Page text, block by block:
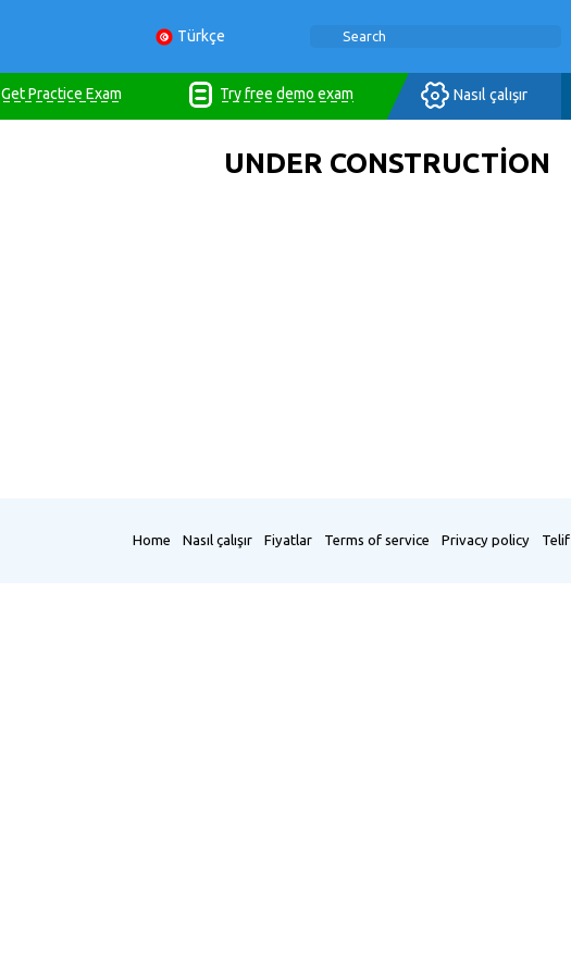
Türkçe
Get Practice Exam Try free demo exam Nasıl çalışır
UNDER CONSTRUCTION
Home Nasıl çalışır Fiyatlar Terms of service Privacy policy Telif